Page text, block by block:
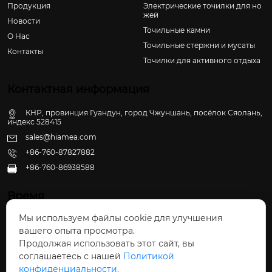
Продукция
Новости
О Hас
Контакты
Электрические точилки для но
жей
Точильные камни
Точильные стержни и мусаты
Точилки для активного отдыха
КНР, провинция Гуандун, город Чжуншань, посёлок Сяолань,
индекс 528415
sales@hiamea.com
+86-760-87827882
 +86-760-86938588
Время
Пн - Пт: 09:30 - 22:00
Сб - Вс: 10:00 - 22:30
Мы используем файлы cookie для улучшения
вашего опыта просмотра.
Продолжая использовать этот сайт, вы
соглашаетесь с нашей Политикой
конфиденциальности.